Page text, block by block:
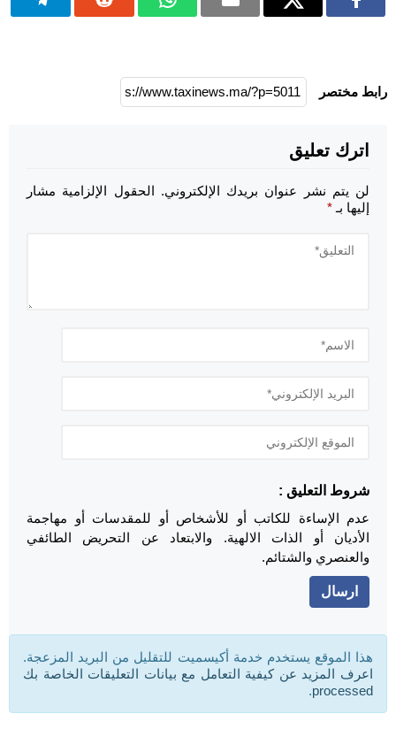
رابط مختصر
اترك تعليق
لن يتم نشر عنوان بريدك الإلكتروني. الحقول الإلزامية مشار
إليها بـ *
شروط التعليق :
عدم الإساءة للكاتب أو للأشخاص أو للمقدسات أو مهاجمة
الأديان أو الذات الالهية. والابتعاد عن التحريض الطائفي
والعنصري والشتائم.
هذا الموقع يستخدم خدمة أكيسميت للتقليل من البريد المزعجة.
اعرف المزيد عن كيفية التعامل مع بيانات التعليقات الخاصة بك
processed
.